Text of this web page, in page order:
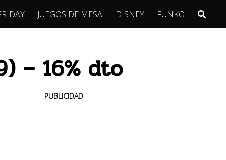
JUEGOS DE MESA DISNEY FUNKO
– 16% dto
PUBLICIDAD